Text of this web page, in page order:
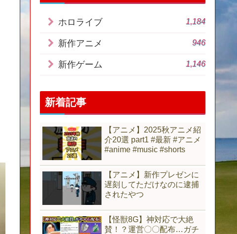
ホロライブ 1,184
新作アニメ 946
新作ゲーム 1,146
新着記事
【アニメ】2025秋アニメ紹
介20選 part1 #最新 #アニメ
#anime #music #shorts
【アニメ】新作プレゼンに
遅刻してただけなのに逮捕
されたやつ
【怪獣8G】神対応で大絶
賛！？運営〇〇配布…ガチ